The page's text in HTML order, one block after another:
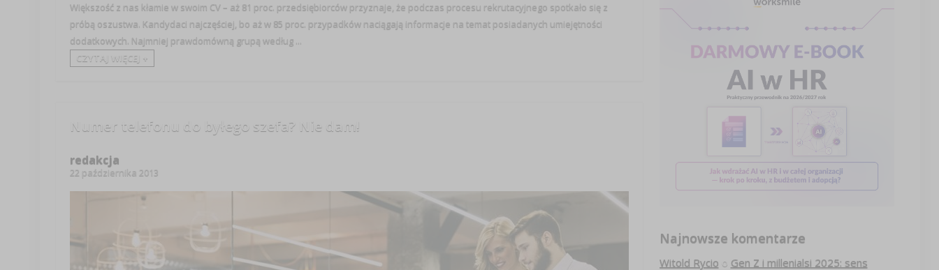
Większość z nas kłamie w swoim CV – aż 81 proc. przedsiębiorców przyznaje, że podczas procesu rekrutacyjnego spotkało się z
próbą oszustwa. Kandydaci najczęściej, bo aż w 85 proc. przypadków naciągają informacje na temat posiadanych umiejętności
dodatkowych. Najmniej prawdomówną grupą według ...
CZYTAJ WIĘCEJ +
Numer telefonu do byłego szefa? Nie dam!
redakcja
22 października 2013
Najnowsze komentarze
Witold Rycio o Gen Z i millenialsi 2025: sens